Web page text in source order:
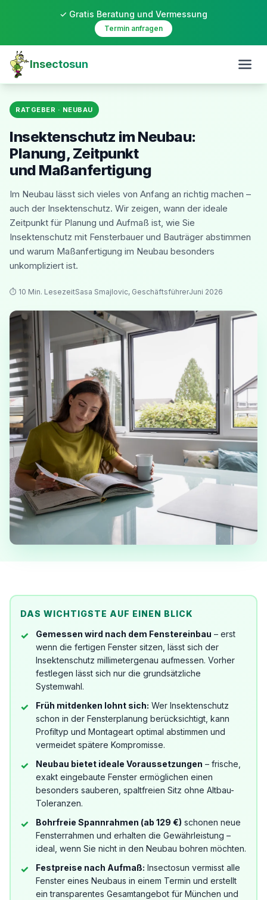
✓ Gratis Beratung und Vermessung
Termin anfragen
Insectosun
RATGEBER · NEUBAU
Insektenschutz im Neubau:
Planung, Zeitpunkt
und Maßanfertigung
Im Neubau lässt sich vieles von Anfang an richtig machen –
auch der Insektenschutz. Wir zeigen, wann der ideale
Zeitpunkt für Planung und Aufmaß ist, wie Sie
Insektenschutz mit Fensterbauer und Bauträger abstimmen
und warum Maßanfertigung im Neubau besonders
unkompliziert ist.
⏱ 10 Min. LesezeitSasa Smajlovic, GeschäftsführerJuni 2026
DAS WICHTIGSTE AUF EINEN BLICK
Gemessen wird nach dem Fenstereinbau – erst
wenn die fertigen Fenster sitzen, lässt sich der
Insektenschutz millimetergenau aufmessen. Vorher
festlegen lässt sich nur die grundsätzliche
Systemwahl.
Früh mitdenken lohnt sich: Wer Insektenschutz
schon in der Fensterplanung berücksichtigt, kann
Profiltyp und Montageart optimal abstimmen und
vermeidet spätere Kompromisse.
Neubau bietet ideale Voraussetzungen – frische,
exakt eingebaute Fenster ermöglichen einen
besonders sauberen, spaltfreien Sitz ohne Altbau-
Toleranzen.
Bohrfreie Spannrahmen (ab 129 €) schonen neue
Fensterrahmen und erhalten die Gewährleistung –
ideal, wenn Sie nicht in den Neubau bohren möchten.
Festpreise nach Aufmaß: Insectosun vermisst alle
Fenster eines Neubaus in einem Termin und erstellt
ein transparentes Gesamtangebot für München und